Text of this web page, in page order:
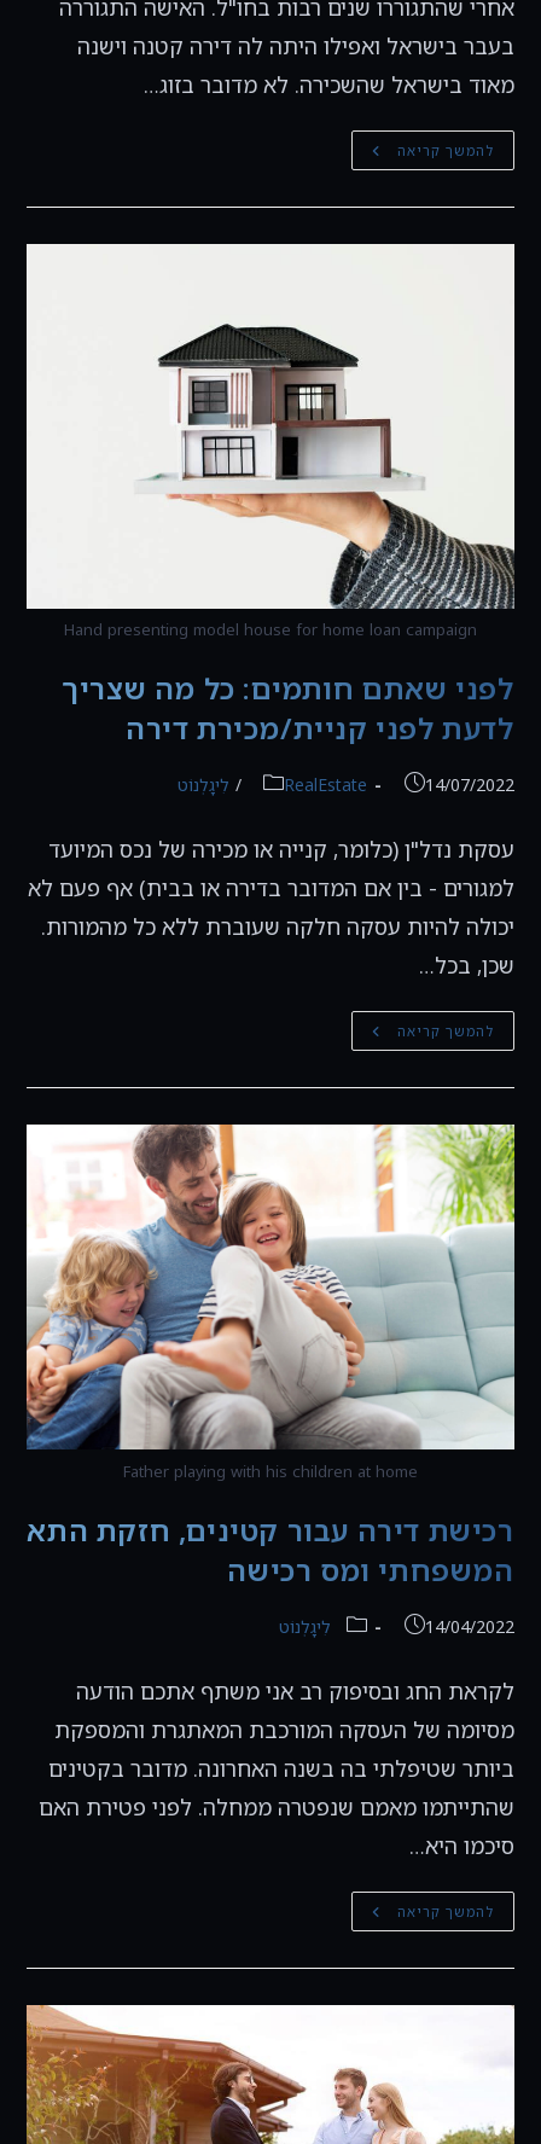
אחרי שהתגוררו שנים רבות בחו"ל. האישה התגוררה
בעבר בישראל ואפילו היתה לה דירה קטנה וישנה
מאוד בישראל שהשכירה. לא מדובר בזוג…
להמשך קריאה הנחה
לעולה
Hand presenting model house for home loan campaign
לפני שאתם חותמים: כל מה שצריך
לדעת לפני קניית/מכירת דירה
פורסם:
14/07/2022 קטגוריה:
RealEstate
/ לִיגָלְנוֹט
עסקת נדל"ן (כלומר, קנייה או מכירה של נכס המיועד
למגורים - בין אם המדובר בדירה או בבית) אף פעם לא
יכולה להיות עסקה חלקה שעוברת ללא כל מהמורות.
שכן, בכל…
להמשך קריאה לפני
שאתם
כל
לדעת
לפני
קניית/מכירת
דירה
Father playing with his children at home
רכישת דירה עבור קטינים, חזקת התא
המשפחתי ומס רכישה
פורסם:
14/04/2022 קטגוריה:לִיגָלְנוֹט
לקראת החג ובסיפוק רב אני משתף אתכם הודעה
מסיומה של העסקה המורכבת המאתגרת והמספקת
ביותר שטיפלתי בה בשנה האחרונה. מדובר בקטינים
שהתייתמו מאמם שנפטרה ממחלה. לפני פטירת האם
סיכמו היא…
להמשך קריאה רכישת
דירה
המשפחתי